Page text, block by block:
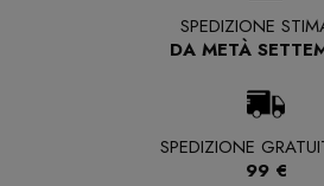
SPEDIZIONE
DA METÀ
SPEDIZIONE
99 €